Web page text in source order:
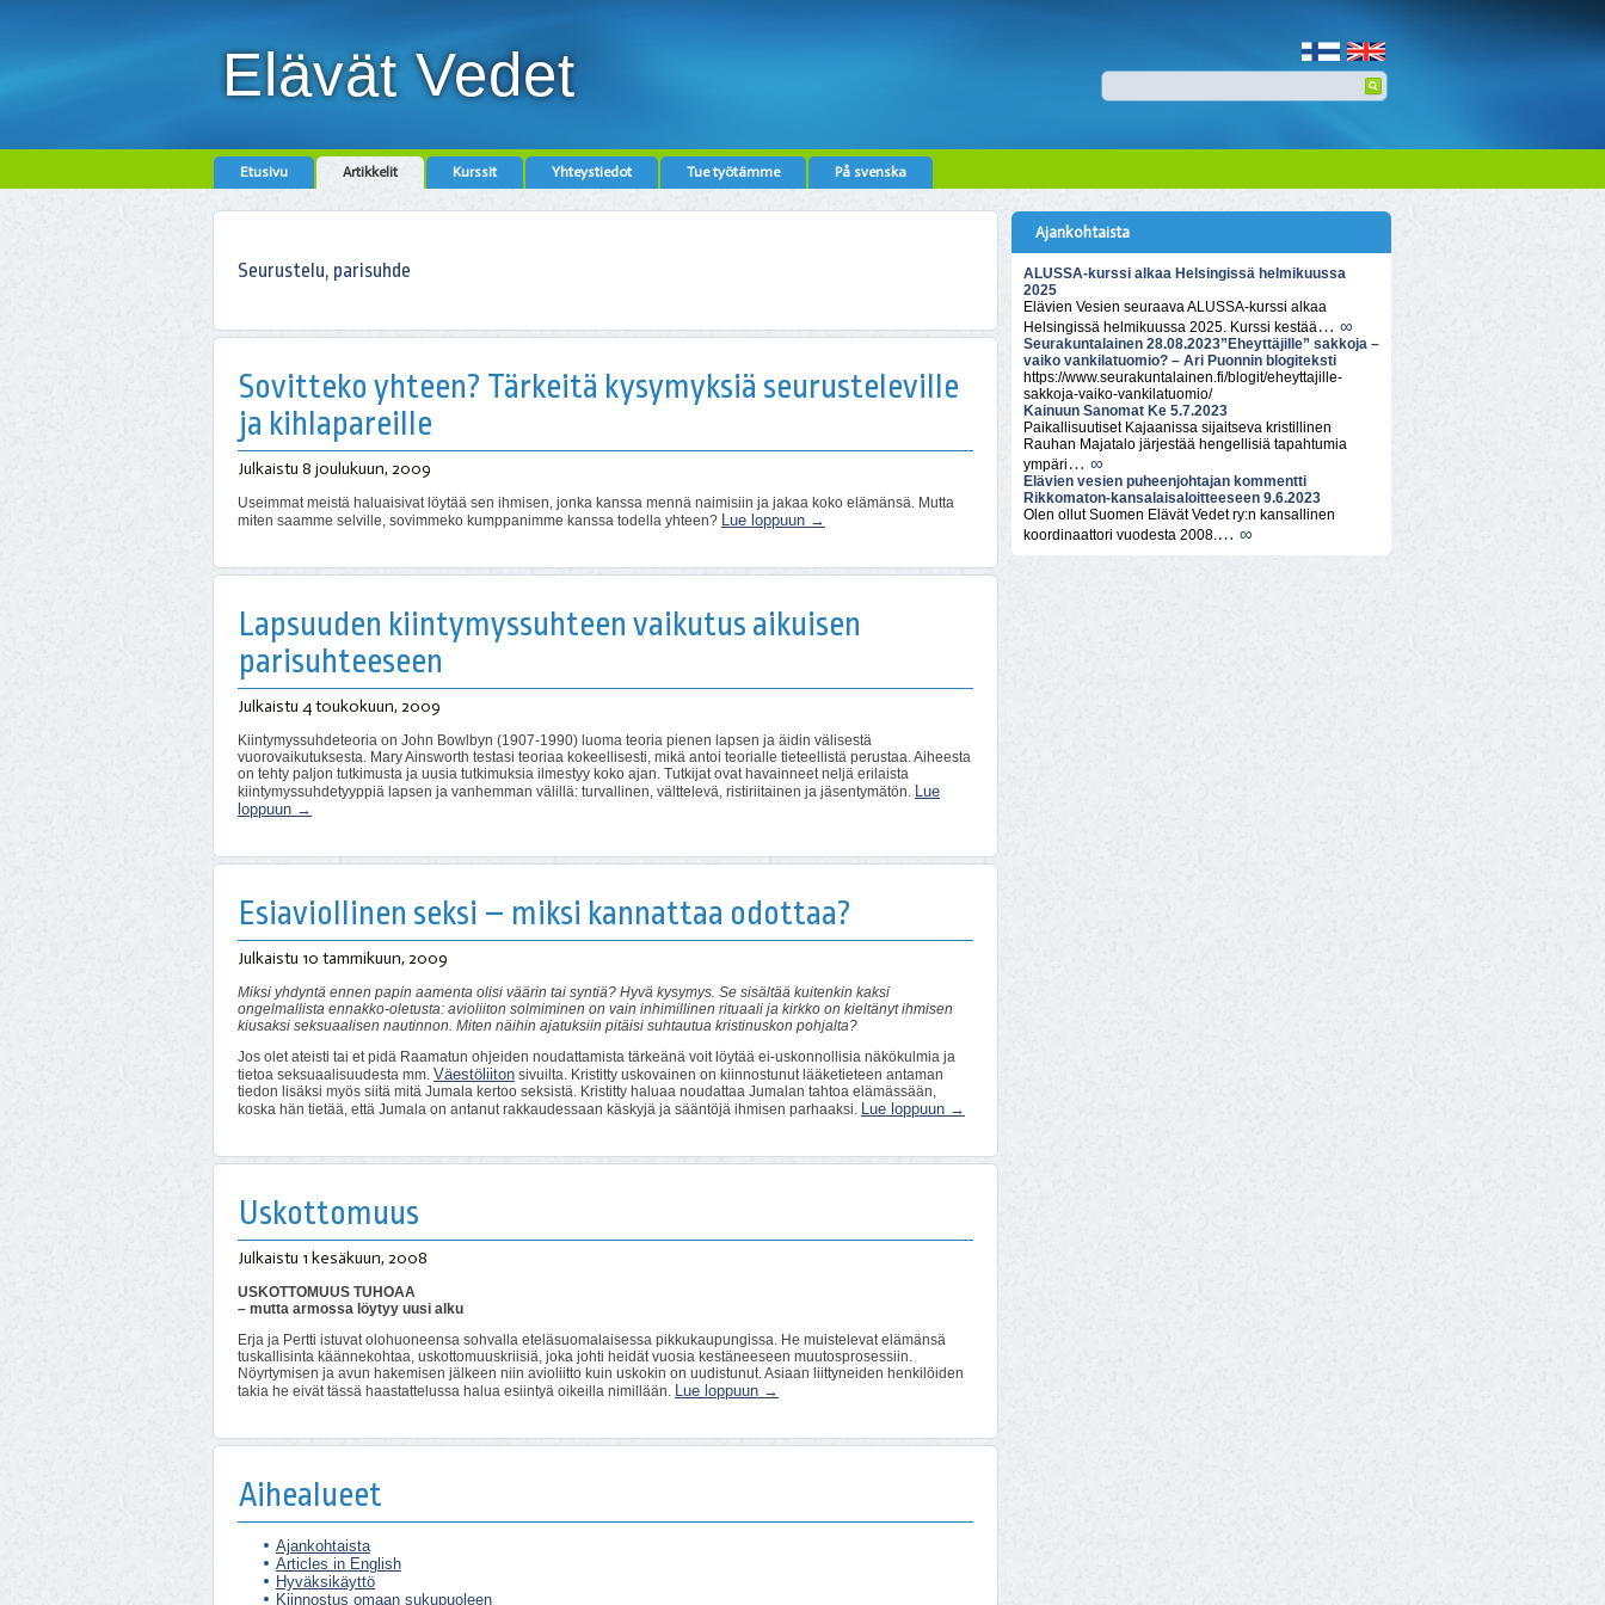
Elävät Vedet
Etusivu Artikkelit Kurssit Yhteystiedot Tue työtämme På svenska
Seurustelu, parisuhde
Sovitteko yhteen? Tärkeitä kysymyksiä seurusteleville
ja kihlapareille
Julkaistu 8 joulukuun, 2009
Useimmat meistä haluaisivat löytää sen ihmisen, jonka kanssa mennä naimisiin ja jakaa koko elämänsä. Mutta
miten saamme selville, sovimmeko kumppanimme kanssa todella yhteen? Lue loppuun →
Lapsuuden kiintymyssuhteen vaikutus aikuisen
parisuhteeseen
Julkaistu 4 toukokuun, 2009
Kiintymyssuhdeteoria on John Bowlbyn (1907-1990) luoma teoria pienen lapsen ja äidin välisestä
vuorovaikutuksesta. Mary Ainsworth testasi teoriaa kokeellisesti, mikä antoi teorialle tieteellistä perustaa. Aiheesta
on tehty paljon tutkimusta ja uusia tutkimuksia ilmestyy koko ajan. Tutkijat ovat havainneet neljä erilaista
kiintymyssuhdetyyppiä lapsen ja vanhemman välillä: turvallinen, välttelevä, ristiriitainen ja jäsentymätön. Lue
loppuun →
Esiaviollinen seksi – miksi kannattaa odottaa?
Julkaistu 10 tammikuun, 2009
Miksi yhdyntä ennen papin aamenta olisi väärin tai syntiä? Hyvä kysymys. Se sisältää kuitenkin kaksi
ongelmallista ennakko-oletusta: avioliiton solmiminen on vain inhimillinen rituaali ja kirkko on kieltänyt ihmisen
kiusaksi seksuaalisen nautinnon. Miten näihin ajatuksiin pitäisi suhtautua kristinuskon pohjalta?
Jos olet ateisti tai et pidä Raamatun ohjeiden noudattamista tärkeänä voit löytää ei-uskonnollisia näkökulmia ja
tietoa seksuaalisuudesta mm. Väestöliiton sivuilta. Kristitty uskovainen on kiinnostunut lääketieteen antaman
tiedon lisäksi myös siitä mitä Jumala kertoo seksistä. Kristitty haluaa noudattaa Jumalan tahtoa elämässään,
koska hän tietää, että Jumala on antanut rakkaudessaan käskyjä ja sääntöjä ihmisen parhaaksi. Lue loppuun →
Uskottomuus
Julkaistu 1 kesäkuun, 2008
USKOTTOMUUS TUHOAA
– mutta armossa löytyy uusi alku
Erja ja Pertti istuvat olohuoneensa sohvalla eteläsuomalaisessa pikkukaupungissa. He muistelevat elämänsä
tuskallisinta käännekohtaa, uskottomuuskriisiä, joka johti heidät vuosia kestäneeseen muutosprosessiin.
Nöyrtymisen ja avun hakemisen jälkeen niin avioliitto kuin uskokin on uudistunut. Asiaan liittyneiden henkilöiden
takia he eivät tässä haastattelussa halua esiintyä oikeilla nimillään. Lue loppuun →
Aihealueet
Ajankohtaista
Articles in English
Hyväksikäyttö
Kiinnostus omaan sukupuoleen
Ajankohtaista
ALUSSA-kurssi alkaa Helsingissä helmikuussa
2025
Elävien Vesien seuraava ALUSSA-kurssi alkaa
Helsingissä helmikuussa 2025. Kurssi kestää… ∞
Seurakuntalainen 28.08.2023”Eheyttäjille” sakkoja –
vaiko vankilatuomio? – Ari Puonnin blogiteksti
https://www.seurakuntalainen.fi/blogit/eheyttajille-
sakkoja-vaiko-vankilatuomio/
Kainuun Sanomat Ke 5.7.2023
Paikallisuutiset Kajaanissa sijaitseva kristillinen
Rauhan Majatalo järjestää hengellisiä tapahtumia
ympäri … ∞
Elävien vesien puheenjohtajan kommentti
Rikkomaton-kansalaisaloitteeseen 9.6.2023
Olen ollut Suomen Elävät Vedet ry:n kansallinen
koordinaattori vuodesta 2008.… ∞